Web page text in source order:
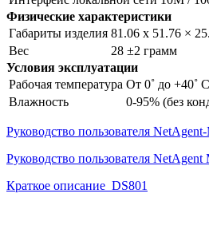
Физические характеристики
Габариты изделия 81.06 х 51.76 ×
Вес
28 ±2 грамм
Условия эксплуатации
Рабочая температура От 0˚ до +40˚ С
Влажность
0-95% (без
Руководство пользователя
Руководство пользователя
Краткое описание DS801